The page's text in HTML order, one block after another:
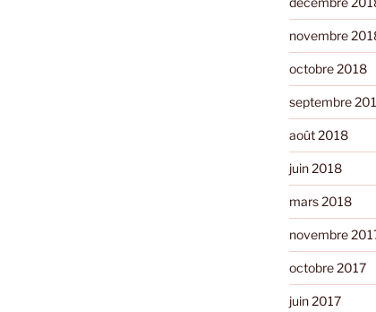
novembre
octobre 2018
septembre
août 2018
juin 2018
mars 2018
novembre
octobre 2017
juin 2017